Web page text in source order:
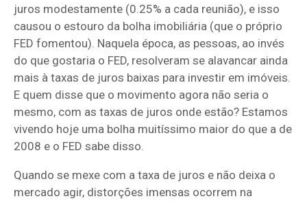
juros modestamente (0.25% a cada reunião), e isso
causou o estouro da bolha imobiliária (que o próprio
FED fomentou). Naquela época, as pessoas, ao invés
do que gostaria o FED, resolveram se alavancar ainda
mais à taxas de juros baixas para investir em imóveis.
E quem disse que o movimento agora não seria o
mesmo, com as taxas de juros onde estão? Estamos
vivendo hoje uma bolha muitíssimo maior do que a de
2008 e o FED sabe disso.
Quando se mexe com a taxa de juros e não deixa o
mercado agir, distorções imensas ocorrem na